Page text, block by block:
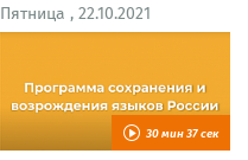
Пятница , 22.10.2021
30 мин 37 сек